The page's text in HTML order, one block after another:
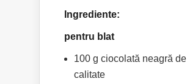
Ingrediente:
pentru blat
100 g ciocolată neagră de
calitate